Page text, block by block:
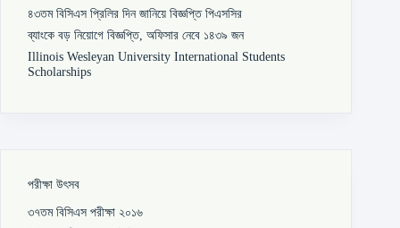
৪৩তম বিসিএস প্রিলির দিন জানিয়ে বিজ্ঞপ্তি পিএসসির
ব্যাংকে বড় নিয়োগে বিজ্ঞপ্তি, অফিসার নেবে ১৪৩৯ জন
Illinois Wesleyan University International Students
Scholarships
পরীক্ষা উৎসব
৩৭তম বিসিএস পরীক্ষা ২০১৬